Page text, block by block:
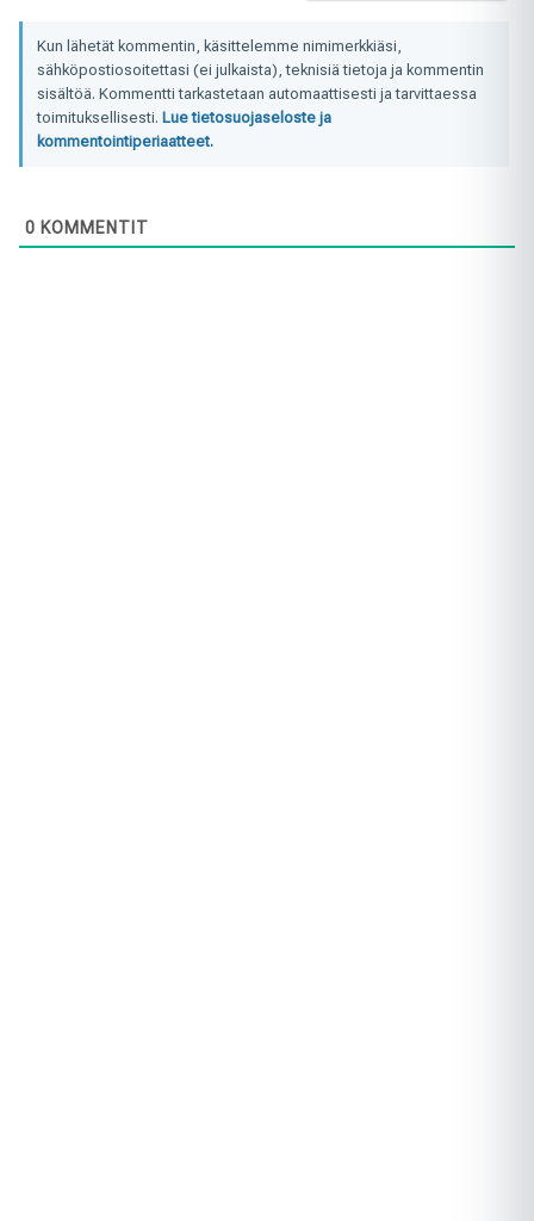
Kun lähetät kommentin, käsittelemme nimimerkkiäsi,
sähköpostiosoitettasi (ei julkaista), teknisiä tietoja ja kommentin
sisältöä. Kommentti tarkastetaan automaattisesti ja tarvittaessa
toimituksellisesti. Lue tietosuojaseloste ja
kommentointiperiaatteet.
0 KOMMENTIT